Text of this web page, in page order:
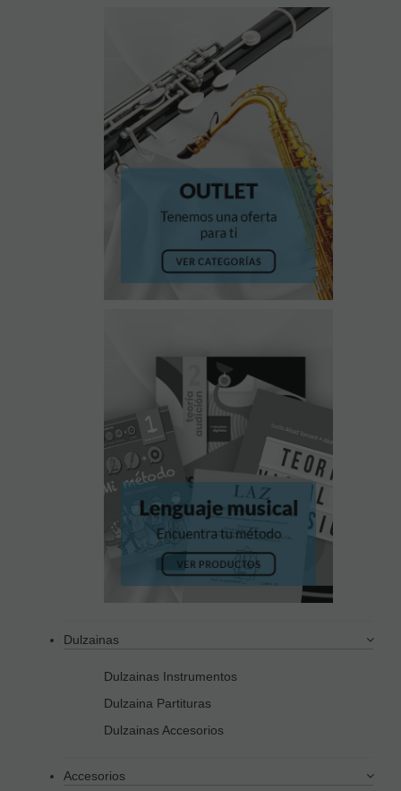
Dulzainas
Dulzainas Instrumentos
Dulzaina Partituras
Dulzainas Accesorios
Accesorios